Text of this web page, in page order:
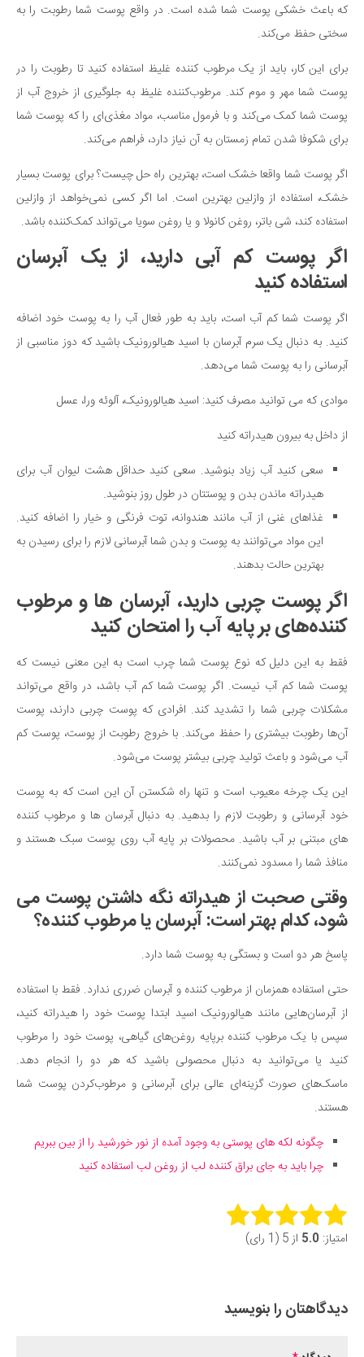
که باعث خشکی پوست شما شده است. در واقع پوست شما رطوبت را به
سختی حفظ می‌کند.
برای این کار، باید از یک مرطوب کننده غلیظ استفاده کنید تا رطوبت را در
پوست شما مهر و موم کند. مرطوب‌کننده غلیظ به جلوگیری از خروج آب از
پوست شما کمک می‌کند و با فرمول مناسب، مواد مغذی‌ای را که پوست شما
برای شکوفا شدن تمام زمستان به آن نیاز دارد، فراهم می‌کند.
اگر پوست شما واقعا خشک است، بهترین راه حل چیست؟ برای پوست بسیار
خشک، استفاده از وازلین بهترین است. اما اگر کسی نمی‌خواهد از وازلین
استفاده کند، شی باتر، روغن کانولا و یا روغن سویا می‌تواند کمک‌کننده باشد.
اگر پوست کم آبی دارید، از یک آبرسان
استفاده کنید
اگر پوست شما کم آب است، باید به طور فعال آب را به پوست خود اضافه
کنید. به دنبال یک سرم آبرسان با اسید هیالورونیک باشید که دوز مناسبی از
آبرسانی را به پوست شما می‌دهد.
موادی که می توانید مصرف کنید: اسید هیالورونیک، آلوئه ورا، عسل
از داخل به بیرون هیدراته کنید
سعی کنید آب زیاد بنوشید. سعی کنید حداقل هشت لیوان آب برای
هیدراته ماندن بدن و پوستتان در طول روز بنوشید.
غذاهای غنی از آب مانند هندوانه، توت فرنگی و خیار را اضافه کنید.
این مواد می‌توانند به پوست و بدن شما آبرسانی لازم را برای رسیدن به
بهترین حالت بدهند.
اگر پوست چربی دارید، آبرسان ها و مرطوب
کننده‌های بر پایه آب را امتحان کنید
فقط به این دلیل که نوع پوست شما چرب است به این معنی نیست که
پوست شما کم آب نیست. اگر پوست شما کم آب باشد، در واقع می‌تواند
مشکلات چربی شما را تشدید کند. افرادی که پوست چربی دارند، پوست
آن‌ها رطوبت بیشتری را حفظ می‌کند. با خروج رطوبت از پوست، پوست کم
آب می‌شود و باعث تولید چربی بیشتر پوست می‌شود.
این یک چرخه معیوب است و تنها راه شکستن آن این است که به پوست
خود آبرسانی و رطوبت لازم را بدهید. به دنبال آبرسان ها و مرطوب کننده
های مبتنی بر آب باشید. محصولات بر پایه آب روی پوست سبک هستند و
منافذ شما را مسدود نمی‌کنند.
وقتی صحبت از هیدراته نگه داشتن پوست می
شود، کدام بهتر است: آبرسان یا مرطوب کننده؟
پاسخ هر دو است و بستگی به پوست شما دارد.
حتی استفاده همزمان از مرطوب کننده و آبرسان ضرری ندارد. فقط با استفاده
از آبرسان‌هایی مانند هیالورونیک اسید ابتدا پوست خود را هیدراته کنید،
سپس با یک مرطوب ‌کننده برپایه روغن‌های گیاهی، پوست خود را مرطوب
کنید یا می‌توانید به دنبال محصولی باشید که هر دو را انجام دهد.
ماسک‌های صورت گزینه‌ای عالی برای آبرسانی و مرطوب‌کردن پوست شما
هستند.
چگونه لکه های پوستی به وجود آمده از نور خورشید را از بین ببریم
چرا باید به جای براق کننده لب از روغن لب استفاده کنید
Rate this item:
امتیاز: 5.0 از 5 (1 رای)
دیدگاهتان را بنویسید